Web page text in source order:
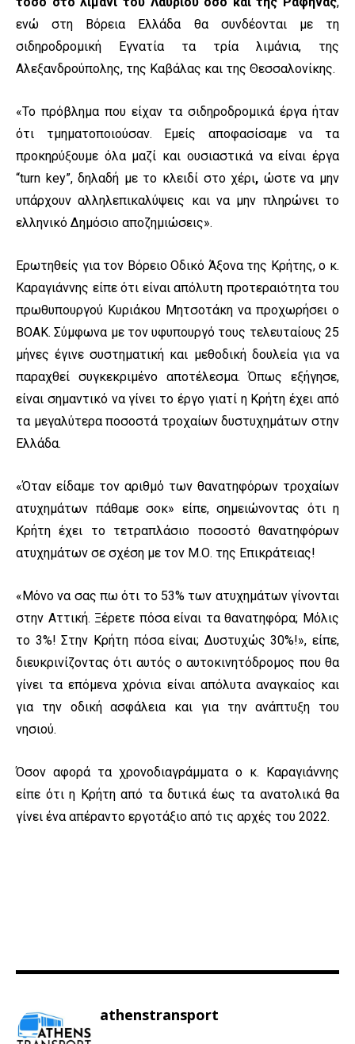
ενώ στη Βόρεια Ελλάδα θα συνδέονται με τη
σιδηροδρομική Εγνατία τα τρία λιμάνια, της
Αλεξανδρούπολης, της Καβάλας και της Θεσσαλονίκης.
«Το πρόβλημα που είχαν τα σιδηροδρομικά έργα ήταν
ότι τμηματοποιούσαν. Εμείς αποφασίσαμε να τα
προκηρύξουμε όλα μαζί και ουσιαστικά να είναι έργα
“turn key”, δηλαδή με το κλειδί στο χέρι, ώστε να μην
υπάρχουν αλληλεπικαλύψεις και να μην πληρώνει το
ελληνικό Δημόσιο αποζημιώσεις».
Ερωτηθείς για τον Βόρειο Οδικό Άξονα της Κρήτης, ο κ.
Καραγιάννης είπε ότι είναι απόλυτη προτεραιότητα του
πρωθυπουργού Κυριάκου Μητσοτάκη να προχωρήσει ο
ΒΟΑΚ. Σύμφωνα με τον υφυπουργό τους τελευταίους 25
μήνες έγινε συστηματική και μεθοδική δουλεία για να
παραχθεί συγκεκριμένο αποτέλεσμα. Όπως εξήγησε,
είναι σημαντικό να γίνει το έργο γιατί η Κρήτη έχει από
τα μεγαλύτερα ποσοστά τροχαίων δυστυχημάτων στην
Ελλάδα.
«Όταν είδαμε τον αριθμό των θανατηφόρων τροχαίων
ατυχημάτων πάθαμε σοκ» είπε, σημειώνοντας ότι η
Κρήτη έχει το τετραπλάσιο ποσοστό θανατηφόρων
ατυχημάτων σε σχέση με τον Μ.Ο. της Επικράτειας!
«Μόνο να σας πω ότι το 53% των ατυχημάτων γίνονται
στην Αττική. Ξέρετε πόσα είναι τα θανατηφόρα; Μόλις
το 3%! Στην Κρήτη πόσα είναι; Δυστυχώς 30%!», είπε,
διευκρινίζοντας ότι αυτός ο αυτοκινητόδρομος που θα
γίνει τα επόμενα χρόνια είναι απόλυτα αναγκαίος και
για την οδική ασφάλεια και για την ανάπτυξη του
νησιού.
Όσον αφορά τα χρονοδιαγράμματα ο κ. Καραγιάννης
είπε ότι η Κρήτη από τα δυτικά έως τα ανατολικά θα
γίνει ένα απέραντο εργοτάξιο από τις αρχές του 2022.
athenstransport